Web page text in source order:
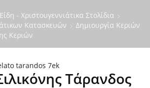
- Χριστουγεννιάτικα Στολίδια
Κατασκευών
Δημιουργία Κεριών
Κεριών
Τάρανδος